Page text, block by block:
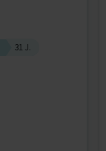
31 J.